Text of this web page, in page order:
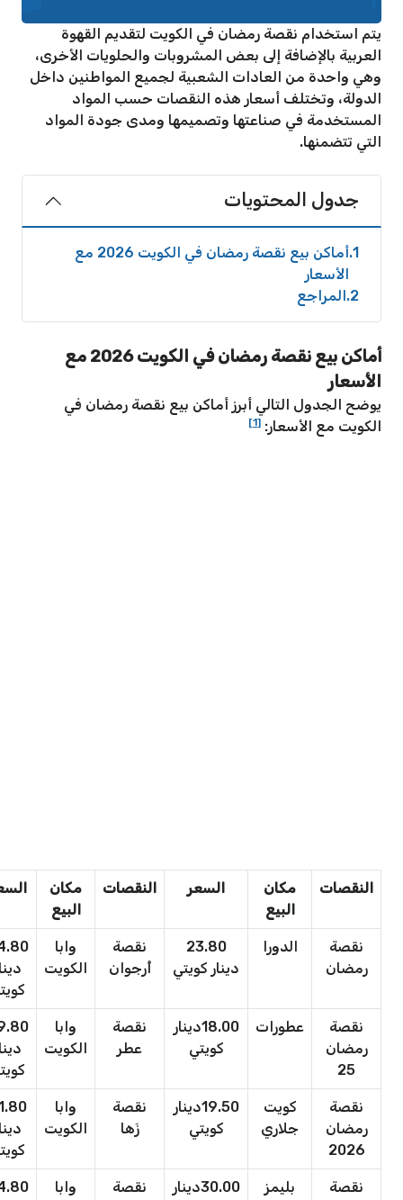
يتم استخدام نقصة رمضان في الكويت لتقديم القهوة
العربية بالإضافة إلى بعض المشروبات والحلويات الأخرى،
وهي واحدة من العادات الشعبية لجميع المواطنين داخل
الدولة، وتختلف أسعار هذه النقصات حسب المواد
المستخدمة في صناعتها وتصميمها ومدى جودة المواد
التي تتضمنها.
جدول المحتويات
1
أماكن بيع نقصة رمضان في الكويت 2026 مع
الأسعار
2 المراجع
أماكن بيع نقصة رمضان في الكويت 2026 مع
الأسعار
يوضح الجدول التالي أبرز أماكن بيع نقصة رمضان في
الكويت مع الأسعار: [1]
النقصات
مكان
البيع
السعر النقصات
مكان
البيع
نقصة
رمضان
الدورا
23.80
دينار كويتي
نقصة
أُرجوان
وابا
الكويت
نقصة
رمضان
25
عطورات
18.00دينار
كويتي
نقصة
عطر
وابا
الكويت
نقصة
رمضان
2026
كويت
جلاري
19.50دينار
كويتي
نقصة
زَها
وابا
الكويت
نقصة بليمز 30.00دينار نقصة وابا